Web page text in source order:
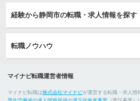
経験から静岡市の転職・求人情報を探す
転職ノウハウ
マイナビ転職運営者情報
マイナビ転職は株式会社マイナビが運営する転職・求人情